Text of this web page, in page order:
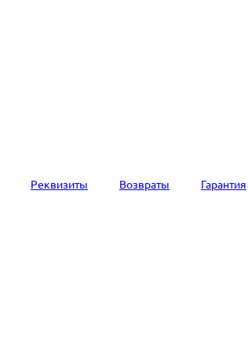
Реквизиты Возвраты Гарантия